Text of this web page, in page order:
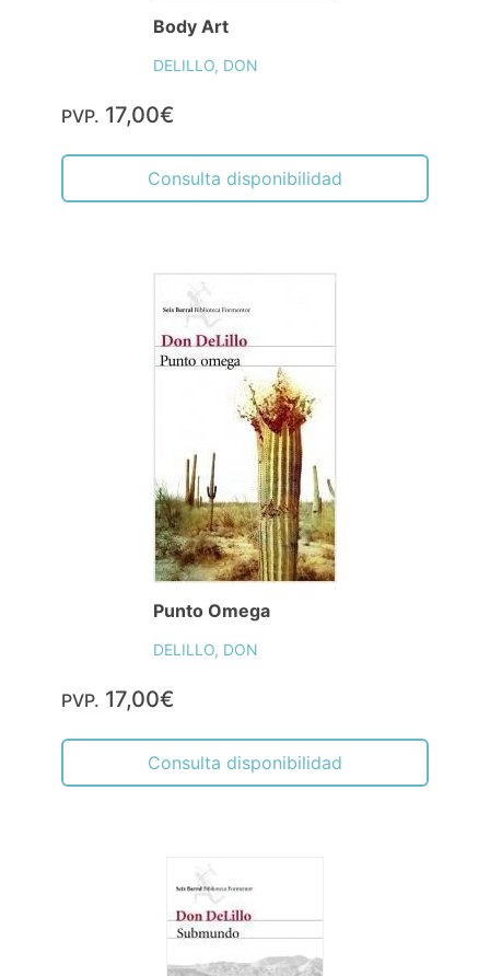
Body Art
DELILLO, DON
PVP. 17,00€
Consulta disponibilidad
Punto Omega
DELILLO, DON
PVP. 17,00€
Consulta disponibilidad